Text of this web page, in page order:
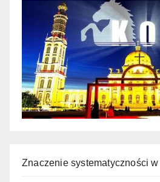
Znaczenie systematyczności